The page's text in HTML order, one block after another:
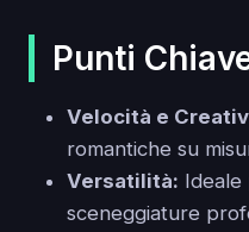
Punti
Velocità e
romantiche su
Versatilità: Ideale
sceneggiature